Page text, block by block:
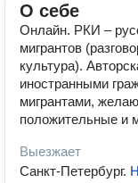
О себе
Онлайн. РКИ –
мигрантов
культура).
иностранными
мигрантами,
положительные и
Выезжает
Санкт-Петербург.